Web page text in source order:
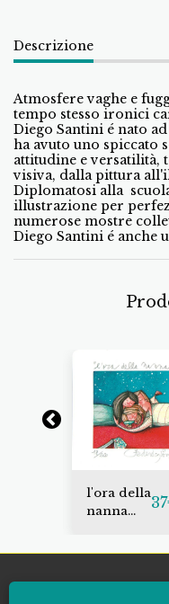
Descrizione
Atmosfere vaghe e
tempo stesso ironici
Diego Santini é nato
ha avuto uno spiccato
attitudine e versatilità,
visiva, dalla pittura
Diplomatosi alla
illustrazione per
numerose mostre
Diego Santini é anche
l'ora della
nanna
37